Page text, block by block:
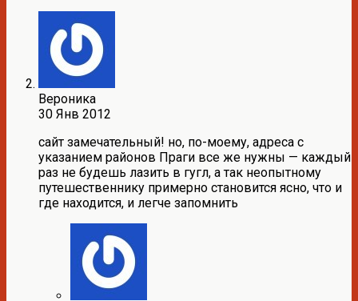
Вероника
30 Янв 2012
сайт замечательный! но, по-моему, адреса с
указанием районов Праги все же нужны — каждый
раз не будешь лазить в гугл, а так неопытному
путешественнику примерно становится ясно, что и
где находится, и легче запомнить